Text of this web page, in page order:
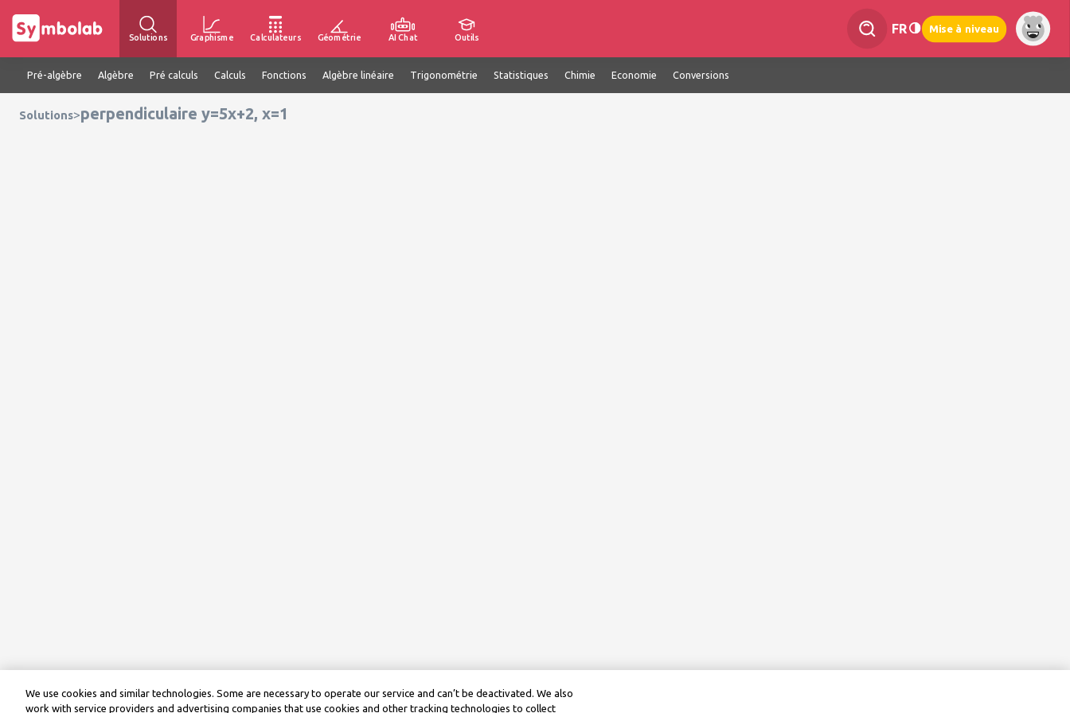
Solutions Graphisme Calculateurs Géométrie AI Chat Outils
FR Mise à niveau
Pré-algèbre Algèbre Pré calculs Calculs Fonctions Algèbre linéaire Trigonométrie Statistiques Chimie Economie Conversions
Solutions>perpendiculaire y=5x+2, x=1
We use cookies and similar technologies. Some are necessary to operate our service and can’t be deactivated. We also
work with service providers and advertising companies that use cookies and other tracking technologies to collect